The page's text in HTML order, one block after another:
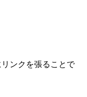
ンクを張ることで